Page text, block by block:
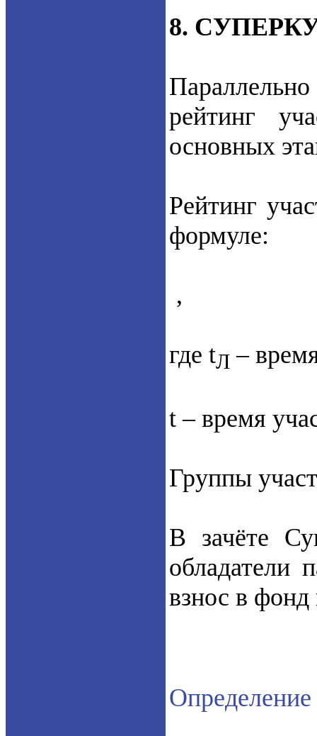
8.
Параллельно
рейтинг
основных
Рейтинг
формуле:
,
где tЛ –
t – время
Группы
В зачёте
обладатели
взнос в
Определение